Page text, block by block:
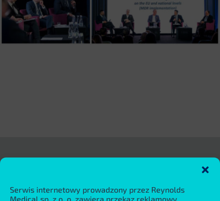
Serwis internetowy prowadzony przez Reynolds
Medical sp. z o. o. zawiera przekaz reklamowy
Kardiologia